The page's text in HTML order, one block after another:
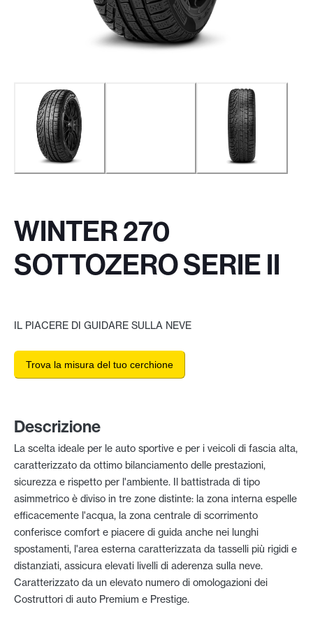
WINTER 270
SOTTOZERO SERIE II
IL PIACERE DI GUIDARE SULLA NEVE
Trova la misura del tuo cerchione
Descrizione
La scelta ideale per le auto sportive e per i veicoli di fascia alta,
caratterizzato da ottimo bilanciamento delle prestazioni,
sicurezza e rispetto per l'ambiente. Il battistrada di tipo
asimmetrico è diviso in tre zone distinte: la zona interna espelle
efficacemente l'acqua, la zona centrale di scorrimento
conferisce comfort e piacere di guida anche nei lunghi
spostamenti, l'area esterna caratterizzata da tasselli più rigidi e
distanziati, assicura elevati livelli di aderenza sulla neve.
Caratterizzato da un elevato numero di omologazioni dei
Costruttori di auto Premium e Prestige.